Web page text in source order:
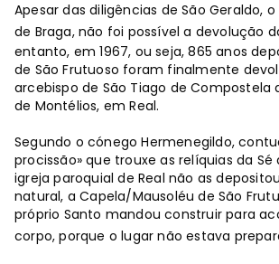
Apesar das diligências de São Geraldo,
de Braga, não foi possível a devolução
entanto, em 1967, ou seja, 865 anos
de São Frutuoso foram finalmente
arcebispo de São Tiago de Compostela
de Montélios, em Real.
Segundo o cónego Hermenegildo,
procissão» que trouxe as relíquias da Sé
igreja paroquial de Real não as
natural, a Capela/Mausoléu de São
próprio Santo mandou construir para
corpo, porque o lugar não estava